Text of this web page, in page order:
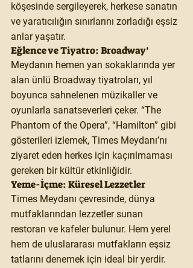
köşesinde sergileyerek, herkese sanatın
ve yaratıcılığın sınırlarını zorladığı eşsiz
anlar yaşatır.
Eğlence ve Tiyatro: Broadway’
Meydanın hemen yan sokaklarında yer
alan ünlü Broadway tiyatroları, yıl
boyunca sahnelenen müzikaller ve
oyunlarla sanatseverleri çeker. “The
Phantom of the Opera”, “Hamilton” gibi
gösterileri izlemek, Times Meydanı’nı
ziyaret eden herkes için kaçırılmaması
gereken bir kültür etkinliğidir.
Yeme-İçme: Küresel Lezzetler
Times Meydanı çevresinde, dünya
mutfaklarından lezzetler sunan
restoran ve kafeler bulunur. Hem yerel
hem de uluslararası mutfakların eşsiz
tatlarını denemek için ideal bir yerdir.